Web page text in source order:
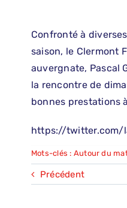
Confronté à
saison, le Clermont
auvergnate, Pascal
la rencontre de
bonnes prestations
https://twitter.com/
Mots-clés : Autour du
Précédent